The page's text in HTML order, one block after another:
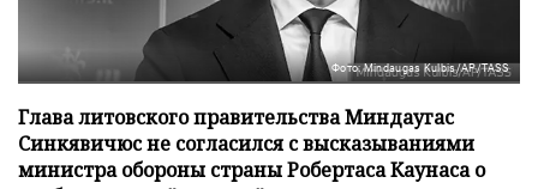
Фото: Mindaugas Kulbis/AP/TASS
Глава литовского правительства Миндаугас
Синкявичюс не согласился с высказываниями
министра обороны страны Робертаса Каунаса о